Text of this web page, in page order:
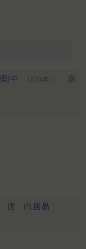
中 （833年）
唐
唐 · 白居易